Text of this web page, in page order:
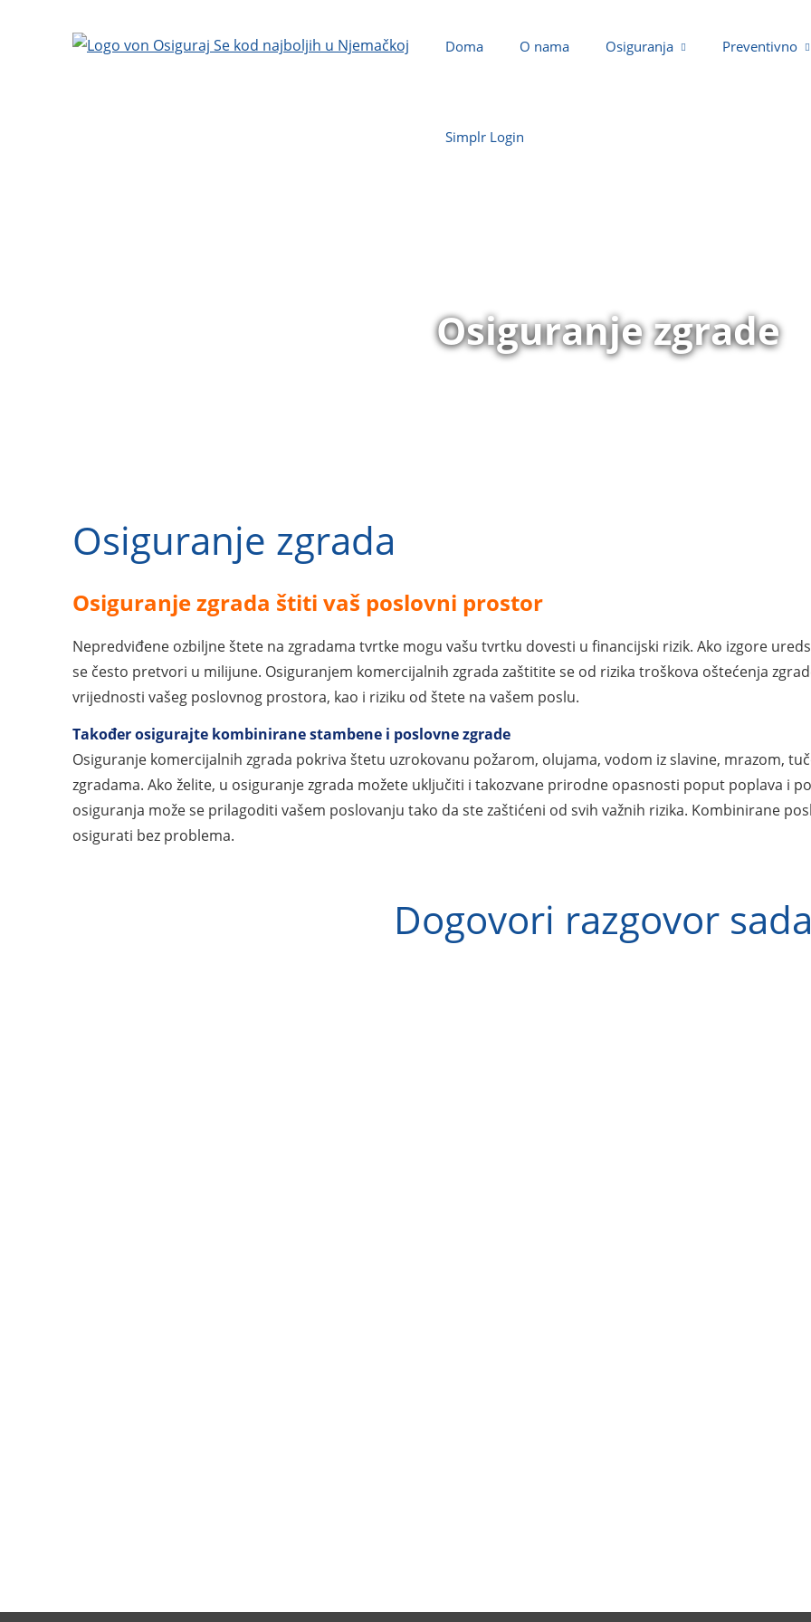
Doma O nama Osiguranja Preventivno
Simplr Login
Osiguranje zgrade
Osiguranje zgrada
Osiguranje zgrada štiti vaš poslovni prostor
Nepredviđene ozbiljne štete na zgradama tvrtke mogu vašu tvrtku dovesti u financijski rizik. Ako izgore
se često pretvori u milijune. Osiguranjem komercijalnih zgrada zaštitite se od rizika troškova oštećenja
vrijednosti vašeg poslovnog prostora, kao i riziku od štete na vašem poslu.
Također osigurajte kombinirane stambene i poslovne zgrade
Osiguranje komercijalnih zgrada pokriva štetu uzrokovanu požarom, olujama, vodom iz slavine, mrazom,
zgradama. Ako želite, u osiguranje zgrada možete uključiti i takozvane prirodne opasnosti poput poplava i
osiguranja može se prilagoditi vašem poslovanju tako da ste zaštićeni od svih važnih rizika. Kombinirane
osigurati bez problema.
Dogovori razgovor